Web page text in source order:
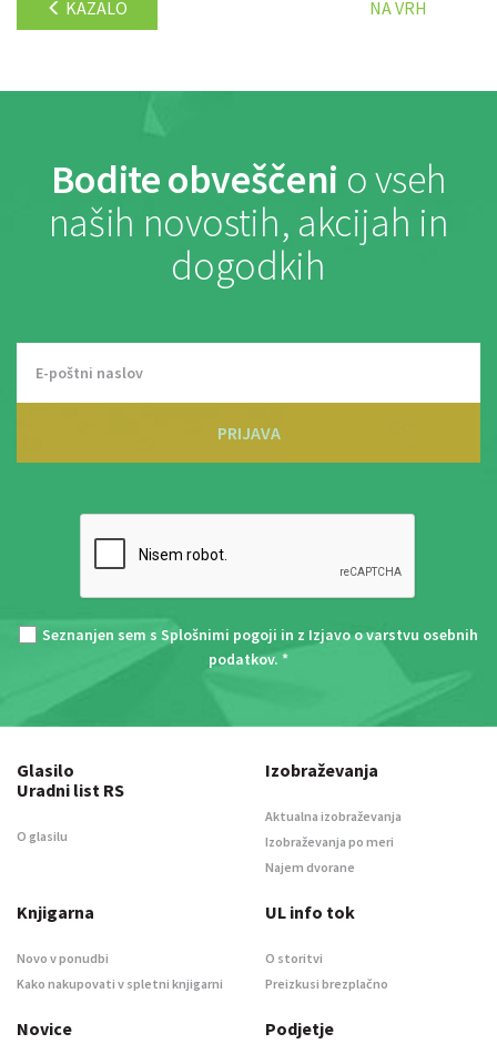
KAZALO NA VRH
Bodite obveščeni o vseh
naših novostih, akcijah in
dogodkih
PRIJAVA
Seznanjen sem s Splošnimi pogoji in z Izjavo o varstvu osebnih
podatkov. *
Glasilo
Uradni list RS
O glasilu
Izobraževanja
Aktualna izobraževanja
Izobraževanja po meri
Najem dvorane
Knjigarna
Novo v ponudbi
Kako nakupovati v spletni knjigarni
UL info tok
O storitvi
Preizkusi brezplačno
Novice Podjetje